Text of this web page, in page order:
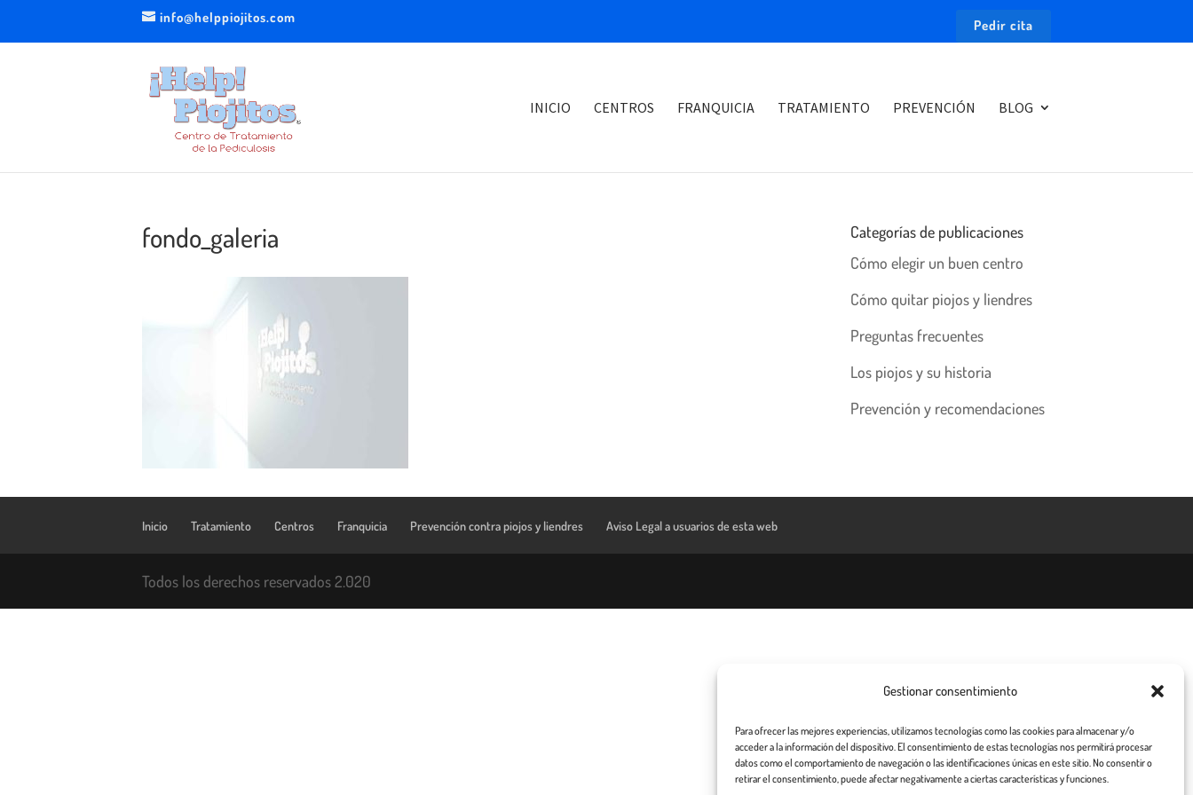
Gestionar consentimiento
Para ofrecer las mejores experiencias, utilizamos tecnologías como las cookies para almacenar y/o
acceder a la información del dispositivo. El consentimiento de estas tecnologías nos permitirá procesar
datos como el comportamiento de navegación o las identificaciones únicas en este sitio. No consentir o
retirar el consentimiento, puede afectar negativamente a ciertas características y funciones.
info@helppiojitos.com Pedir cita
INICIO CENTROS FRANQUICIA TRATAMIENTO PREVENCIÓN BLOG
fondo_galeria
Categorías de publicaciones
Cómo elegir un buen centro
Cómo quitar piojos y liendres
Preguntas frecuentes
Los piojos y su historia
Prevención y recomendaciones
Inicio Tratamiento Centros Franquicia Prevención contra piojos y liendres Aviso Legal a usuarios de esta web
Todos los derechos reservados 2.020